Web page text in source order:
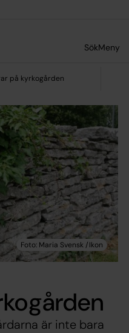
SökMeny
på kyrkogården
är inte bara